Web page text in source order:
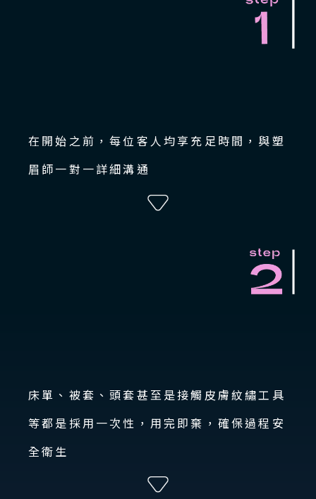
在開始之前，每位客人均享充足時間，與塑
眉師一對一詳細溝通
床單、被套、頭套甚至是接觸皮膚紋繡工具
等都是採用一次性，用完即棄，確保過程安
全衛生